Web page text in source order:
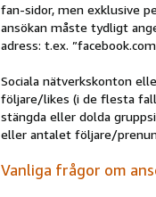
fan-sidor, men exklusive
ansökan måste tydligt
adress: t.ex.
Sociala nätverkskonton
följare/likes (i de flesta
stängda eller dolda
eller antalet följare/
Vanliga frågor om